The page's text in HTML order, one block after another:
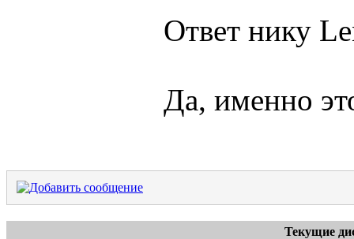
Ответ нику
Да, именно
Текущие